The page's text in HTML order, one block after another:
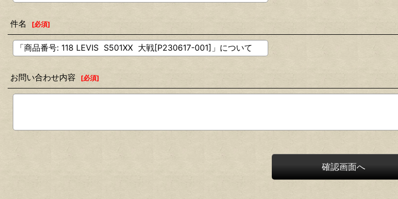
件名 [必須]
お問い合わせ内容 [必須]
確認画面へ